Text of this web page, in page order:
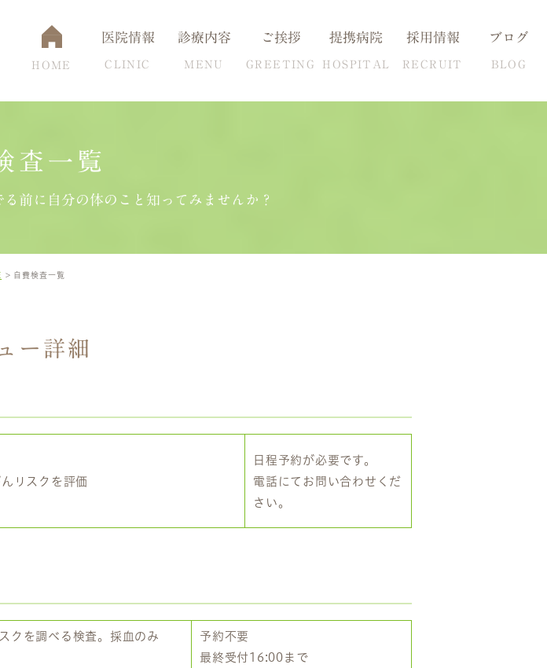
HOME
医院情報
CLINIC
診療内容
MENU
ご挨拶
GREETING
提携病院
HOSPITAL
採用情報
RECRUIT
ブログ
BLOG
査一覧
前に自分の体のこと知ってみませんか？
自費検査一覧
ー詳細
リスクを評価
日程予約が必要です。
電話にてお問い合わせくだ
さい。
クを調べる検査。採血のみ
予約不要
最終受付16:00まで